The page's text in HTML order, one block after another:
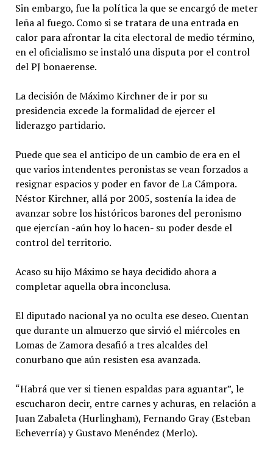
Sin embargo, fue la política la que se encargó de meter
leña al fuego. Como si se tratara de una entrada en
calor para afrontar la cita electoral de medio término,
en el oficialismo se instaló una disputa por el control
del PJ bonaerense.
La decisión de Máximo Kirchner de ir por su
presidencia excede la formalidad de ejercer el
liderazgo partidario.
Puede que sea el anticipo de un cambio de era en el
que varios intendentes peronistas se vean forzados a
resignar espacios y poder en favor de La Cámpora.
Néstor Kirchner, allá por 2005, sostenía la idea de
avanzar sobre los históricos barones del peronismo
que ejercían -aún hoy lo hacen- su poder desde el
control del territorio.
Acaso su hijo Máximo se haya decidido ahora a
completar aquella obra inconclusa.
El diputado nacional ya no oculta ese deseo. Cuentan
que durante un almuerzo que sirvió el miércoles en
Lomas de Zamora desafió a tres alcaldes del
conurbano que aún resisten esa avanzada.
“Habrá que ver si tienen espaldas para aguantar”, le
escucharon decir, entre carnes y achuras, en relación a
Juan Zabaleta (Hurlingham), Fernando Gray (Esteban
Echeverría) y Gustavo Menéndez (Merlo).